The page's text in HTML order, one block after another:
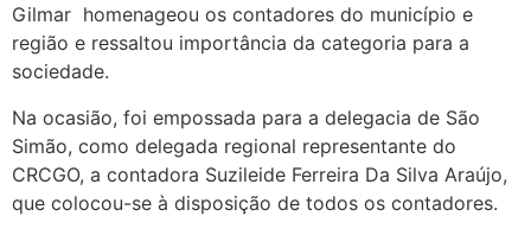
Gilmar homenageou os contadores do município e
região e ressaltou importância da categoria para a
sociedade.
Na ocasião, foi empossada para a delegacia de São
Simão, como delegada regional representante do
CRCGO, a contadora Suzileide Ferreira Da Silva Araújo,
que colocou-se à disposição de todos os contadores.